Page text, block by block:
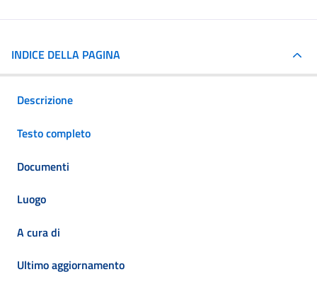
INDICE DELLA PAGINA
Descrizione
Testo completo
Documenti
Luogo
A cura di
Ultimo aggiornamento